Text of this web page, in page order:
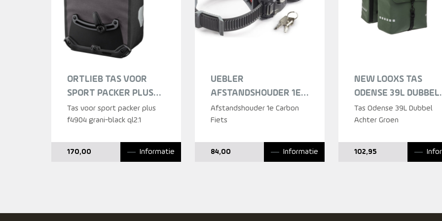
ORTLIEB TAS VOOR
SPORT PACKER PLUS
F4904 GRANI-BLACK
QL2.1 DONKERGRIJS
Tas voor sport packer plus
f4904 grani-black ql2.1
170,00 Informatie
UEBLER
AFSTANDSHOUDER 1E
CARBON FIETS ZWART
Afstandshouder 1e Carbon
Fiets
84,00 Informatie
NEW LOOXS TAS
ODENSE 39L DUBBEL
ACHTER GROEN
Tas Odense 39L Dubbel
Achter Groen
102,95